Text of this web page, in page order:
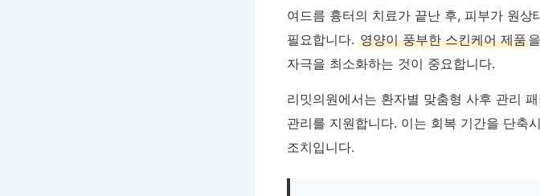
여드름 흉터의 치료가 끝난 후, 피부가 원
필요합니다. 영양이 풍부한 스킨케어 제품
자극을 최소화하는 것이 중요합니다.
리밋의원에서는 환자별 맞춤형 사후 관리
관리를 지원합니다. 이는 회복 기간을 단축
조치입니다.